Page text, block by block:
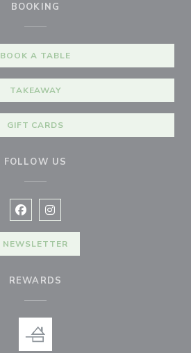
BOOKING
BOOK A TABLE
TAKEAWAY
GIFT CARDS
FOLLOW US
Facebook ((opens in a new
Instagram ((opens in a new
NEWSLETTER
REWARDS